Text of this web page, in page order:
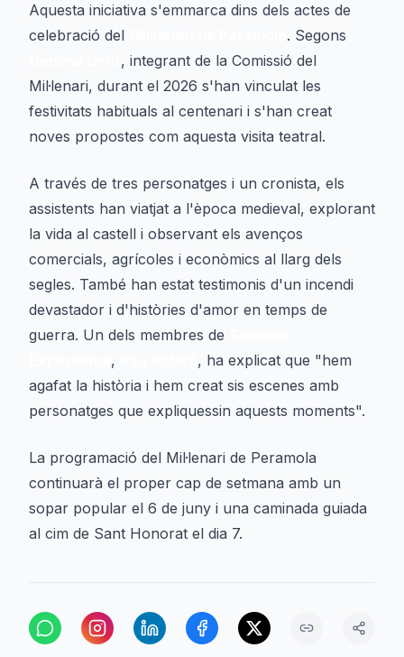
Aquesta iniciativa s'emmarca dins dels actes de
celebració del
. Segons
, integrant de la Comissió del
Mil·lenari, durant el 2026 s'han vinculat les
festivitats habituals al centenari i s'han creat
noves propostes com aquesta visita teatral.
A través de tres personatges i un cronista, els
assistents han viatjat a l'època medieval, explorant
la vida al castell i observant els avenços
comercials, agrícoles i econòmics al llarg dels
segles. També han estat testimonis d'un incendi
devastador i d'històries d'amor en temps de
guerra. Un dels membres de
,
, ha explicat que "hem
agafat la història i hem creat sis escenes amb
personatges que expliquessin aquests moments".
La programació del Mil·lenari de Peramola
continuarà el proper cap de setmana amb un
sopar popular el 6 de juny i una caminada guiada
al cim de Sant Honorat el dia 7.